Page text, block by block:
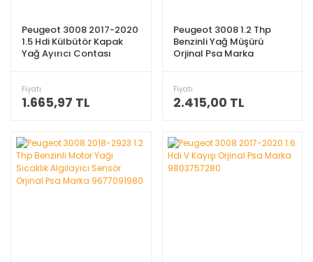
Peugeot 3008 2017-2020
1.5 Hdi Külbütör Kapak
Yağ Ayırıcı Contası
Fiyatı
1.665,97 TL
Peugeot 3008 1.2 Thp
Benzinli Yağ Müşürü
Orjinal Psa Marka
Fiyatı
2.415,00 TL